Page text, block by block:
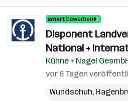
Disponent
National +
Kühne + Nagel
vor 6 Tagen
Wundschuh,